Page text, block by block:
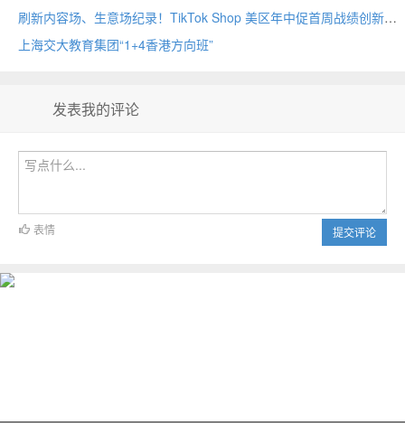
刷新内容场、生意场纪录！TikTok Shop 美区年中促首周战绩创新高
上海交大教育集团“1+4香港方向班”
发表我的评论
提交评论
表情